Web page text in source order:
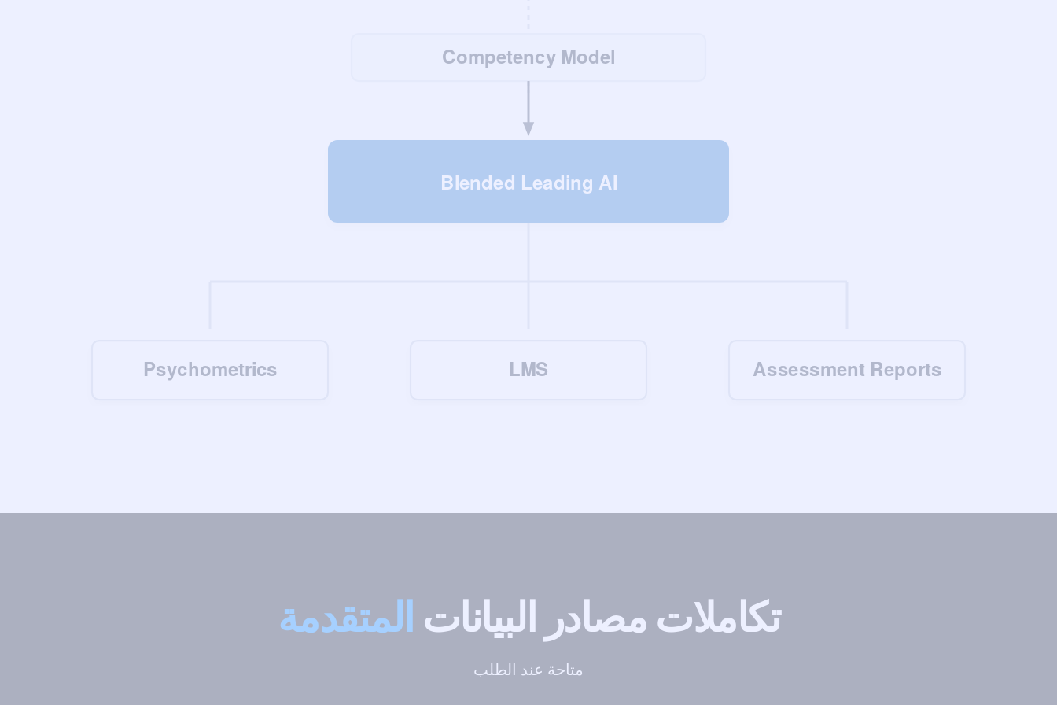
Competency Model
Blended Leading AI
Psychometrics LMS Assessment Reports
تكاملات مصادر البيانات المتقدمة
متاحة عند الطلب